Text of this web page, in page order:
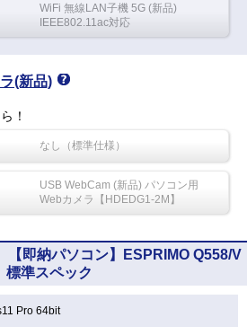
WiFi 無線LAN子機 5G (新品)
IEEE802.11ac対応
(新品)
！
なし（標準仕様）
USB WebCam (新品) パソコン用
Webカメラ【HDEDG1-2M】
【即納パソコン】ESPRIMO Q558/V
準スペック
Pro 64bit